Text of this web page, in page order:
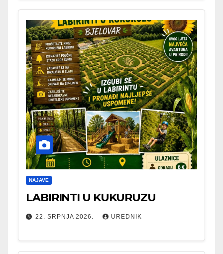
NAJAVE
LABIRINTI U KUKURUZU
22. SRPNJA 2026. UREDNIK